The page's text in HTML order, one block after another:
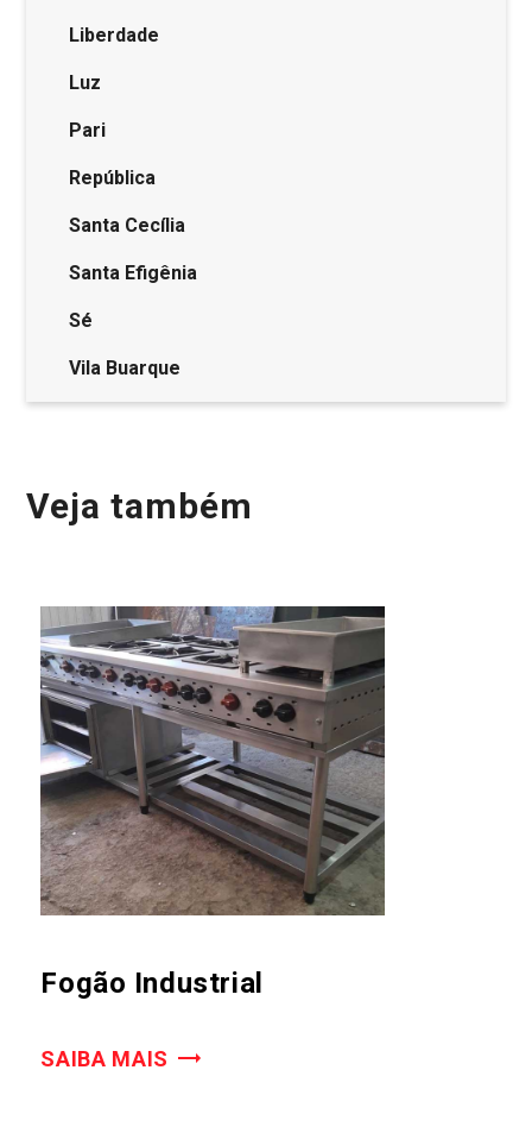
Liberdade
Luz
Pari
República
Santa Cecília
Santa Efigênia
Sé
Vila Buarque
Veja também
Fogão Industrial
SAIBA MAIS